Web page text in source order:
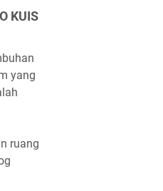
KUIS
yang
ruang